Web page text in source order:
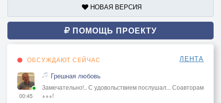
НОВАЯ ВЕРСИЯ
ПОМОЩЬ ПРОЕКТУ
ОБСУЖДАЮТ СЕЙЧАС ЛЕНТА
00:45
Грешная любовь
Замечательно!.. С удовольствием послушал... Соавторам
+++!